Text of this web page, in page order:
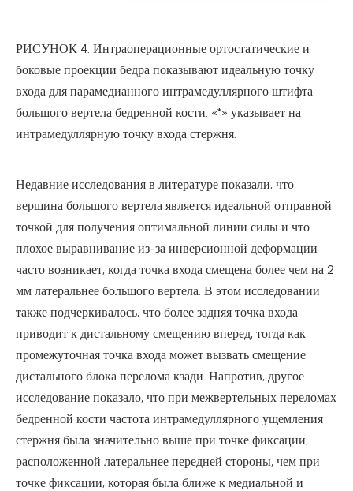
РИСУНОК 4. Интраоперационные ортостатические и
боковые проекции бедра показывают идеальную точку
входа для парамедианного интрамедуллярного штифта
большого вертела бедренной кости. «*» указывает на
интрамедуллярную точку входа стержня.
Недавние исследования в литературе показали, что
вершина большого вертела является идеальной отправной
точкой для получения оптимальной линии силы и что
плохое выравнивание из-за инверсионной деформации
часто возникает, когда точка входа смещена более чем на 2
мм латеральнее большого вертела. В этом исследовании
также подчеркивалось, что более задняя точка входа
приводит к дистальному смещению вперед, тогда как
промежуточная точка входа может вызвать смещение
дистального блока перелома кзади. Напротив, другое
исследование показало, что при межвертельных переломах
бедренной кости частота интрамедуллярного ущемления
стержня была значительно выше при точке фиксации,
расположенной латеральнее передней стороны, чем при
точке фиксации, которая была ближе к медиальной и